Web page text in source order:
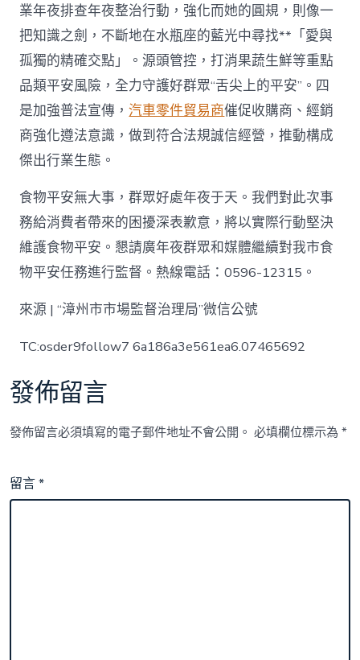
業年夜排查年夜整治行動，強化而她的圓規，則像一
把知識之劍，不斷地在水瓶座的藍光中尋找**「愛與
孤獨的精確交點」。源頭管控，打消果蔬生鮮等重點
品類平安風險，全力守護好群眾“舌尖上的平安”。四
是加強普法宣傳，汽車零件貿易商催促收購商、經銷
商強化遵法意識，做到符合法規誠信經營，推動構成
傑出行業生態。
食物平安無大事，群眾好處年夜于天。我們對此次事
務給消費者帶來的困擾深表歉意，將以實際行動堅決
維護食物平安。懇請廣年夜群眾和媒體繼續對我市食
物平安任務進行監督。熱線電話：0596-12315。
來源 | “漳州市市場監督治理局”微信公號
TC:osder9follow7 6a186a3e561ea6.07465692
發佈留言
發佈留言必須填寫的電子郵件地址不會公開。 必填欄位標示為*
留言*